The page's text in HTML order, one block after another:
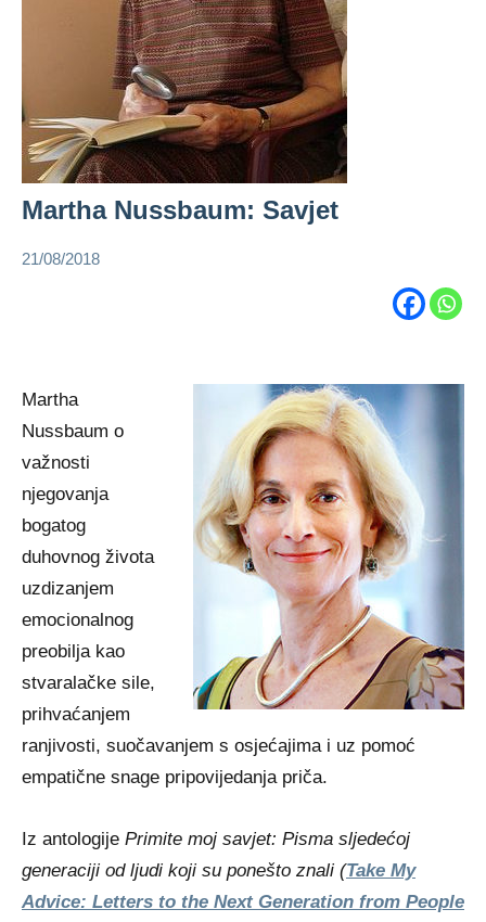
Martha Nussbaum: Savjet
21/08/2018
Martha
Nussbaum o
važnosti
njegovanja
bogatog
duhovnog života
uzdizanjem
emocionalnog
preobilja kao
stvaralačke sile,
prihvaćanjem
ranjivosti, suočavanjem s osjećajima i uz pomoć
empatične snage pripovijedanja priča.
Iz antologije Primite moj savjet: Pisma sljedećoj
generaciji od ljudi koji su ponešto znali (Take My
Advice: Letters to the Next Generation from People